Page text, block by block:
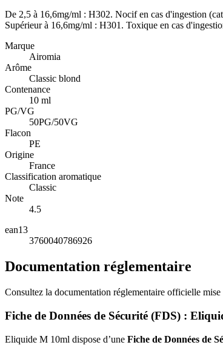
De 2,5 à 16,6mg/ml : H302. Nocif en cas d'ingestion
Supérieur à 16,6mg/ml : H301. Toxique en cas
Marque
Airomia
Arôme
Classic blond
Contenance
10 ml
PG/VG
50PG/50VG
Flacon
PE
Origine
France
Classification aromatique
Classic
Note
4.5
ean13
3760040786926
Documentation réglementaire
Consultez la documentation réglementaire officielle
Fiche de Données de Sécurité (FDS) :
Eliquide M 10ml dispose d’une Fiche de Données de